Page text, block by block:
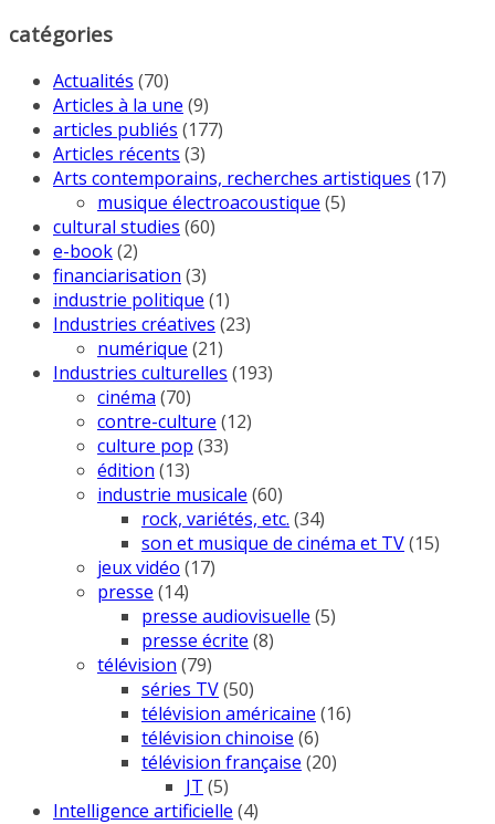
catégories
Actualités (70)
Articles à la une (9)
articles publiés (177)
Articles récents (3)
Arts contemporains, recherches artistiques (17)
musique électroacoustique (5)
cultural studies (60)
e-book(2)
financiarisation (3)
industrie politique (1)
Industries créatives (23)
numérique (21)
Industries culturelles (193)
cinéma (70)
contre-culture (12)
culture pop (33)
édition (13)
industrie musicale (60)
rock, variétés, etc. (34)
son et musique de cinéma et TV(15)
jeux vidéo (17)
presse (14)
presse audiovisuelle (5)
presse écrite (8)
télévision (79)
séries TV(50)
télévision américaine (16)
télévision chinoise (6)
télévision française (20)
JT (5)
Intelligence artificielle (4)